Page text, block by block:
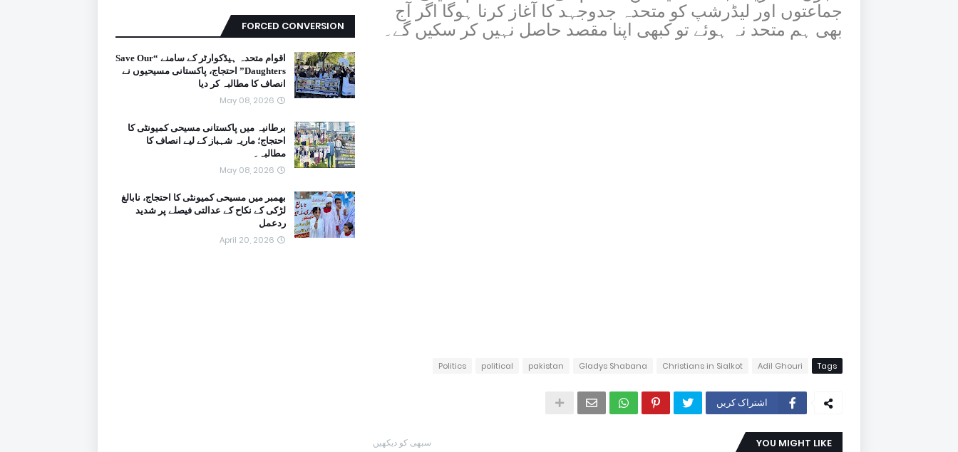
جماعتوں اور لیڈرشپ کو متحدہ جدوجہد کا آغاز کرنا ہوگا اگر آج
بھی ہم متحد نہ ہوئے تو کبھی اپنا مقصد حاصل نہیں کر سکیں گے۔
Tags
Adil Ghouri
Christians in Sialkot
Gladys Shabana
pakistan
political
Politics
اشتراک کریں
YOU MIGHT LIKE سبھی کو دیکھیں
FORCED CONVERSION
اقوام متحدہ ہیڈکوارٹر کے سامنے “Save Our
Daughters” احتجاج، پاکستانی مسیحیوں نے
انصاف کا مطالبہ کر دیا
May 08, 2026
برطانیہ میں پاکستانی مسیحی کمیونٹی کا
احتجاج؛ ماریہ شہباز کے لیے انصاف کا
مطالبہ۔
May 08, 2026
بھمبر میں مسیحی کمیونٹی کا احتجاج، نابالغ
لڑکی کے نکاح کے عدالتی فیصلے پر شدید
ردعمل
April 20, 2026